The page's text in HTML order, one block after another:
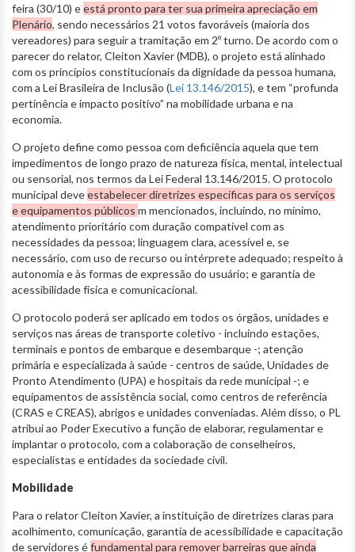
feira (30/10) eestá pronto para ter sua primeira apreciação em
Plenário, sendo necessários 21 votos favoráveis (maioria dos
vereadores) para seguir a tramitação em 2º turno. De acordo com o
parecer do relator, Cleiton Xavier (MDB), o projeto está alinhado
com os princípios constitucionais da dignidade da pessoa humana,
com a Lei Brasileira de Inclusão (Lei 13.146/2015), e tem “profunda
pertinência e impacto positivo” na mobilidade urbana e na
economia.
O projeto define como pessoa com deficiência aquela que tem
impedimentos de longo prazo de natureza física, mental, intelectual
ou sensorial, nos termos da Lei Federal 13.146/2015. O protocolo
municipal deveestabelecer diretrizes específicas para os serviços
e equipamentos públicos m mencionados, incluindo, no mínimo,
atendimento prioritário com duração compatível com as
necessidades da pessoa; linguagem clara, acessível e, se
necessário, com uso de recurso ou intérprete adequado; respeito à
autonomia e às formas de expressão do usuário; e garantia de
acessibilidade física e comunicacional.
O protocolo poderá ser aplicado em todos os órgãos, unidades e
serviços nas áreas de transporte coletivo - incluindo estações,
terminais e pontos de embarque e desembarque -; atenção
primária e especializada à saúde - centros de saúde, Unidades de
Pronto Atendimento (UPA) e hospitais da rede municipal -; e
equipamentos de assistência social, como centros de referência
(CRAS e CREAS), abrigos e unidades conveniadas. Além disso, o PL
atribui ao Poder Executivo a função de elaborar, regulamentar e
implantar o protocolo, com a colaboração de conselheiros,
especialistas e entidades da sociedade civil.
Mobilidade
Para o relator Cleiton Xavier, a instituição de diretrizes claras para
acolhimento, comunicação, garantia de acessibilidade e capacitação
de servidores éfundamental para remover barreiras que ainda